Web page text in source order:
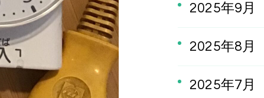
2025年9月
2025年8月
2025年7月